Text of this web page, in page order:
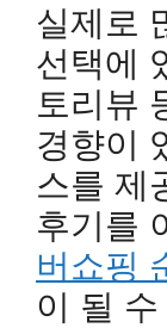
실제로
선택에
토리뷰
경향이
스를 제
후기를
버쇼핑
이 될